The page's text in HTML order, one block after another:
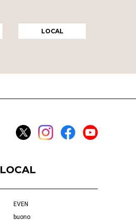
LOCAL
LOCAL
EVEN
buono